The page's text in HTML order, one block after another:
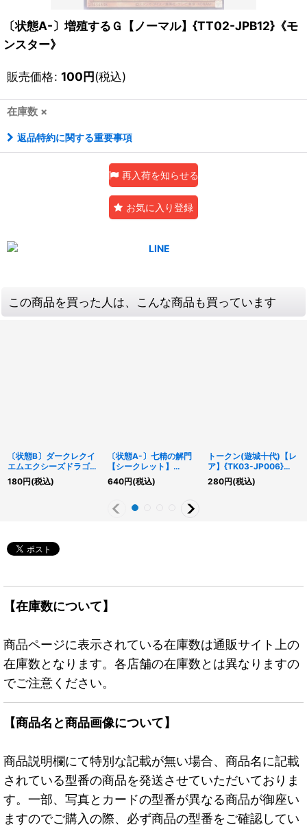
〔状態A-〕増殖するＧ【ノーマル】{TT02-JPB12}《モ
ンスター》
販売価格: 100円(税込)
在庫数 ×
返品特約に関する重要事項
再入荷を知らせる
お気に入り登録
この商品を買った人は、こんな商品も買っています
〔状態B〕ダークレクイ
エムエクシーズドラゴン
【ウルトラ】{CORI-
JPS05}《エクシーズ》
180円(税込)
〔状態A-〕七精の解門
【シークレット】
{QCDB-JP056}《魔
法》
640円(税込)
トークン(遊城十代)【レ
ア】{TK03-JP006}
《トークン》
280円(税込)
【在庫数について】
商品ページに表示されている在庫数は通販サイト上の
在庫数となります。各店舗の在庫数とは異なりますの
でご注意ください。
【商品名と商品画像について】
商品説明欄にて特別な記載が無い場合、商品名に記載
されている型番の商品を発送させていただいておりま
す。一部、写真とカードの型番が異なる商品が御座い
ますのでご購入の際、必ず商品の型番をご確認してい